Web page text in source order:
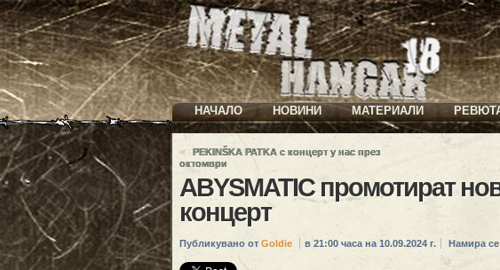
НАЧАЛО НОВИНИ МАТЕРИАЛИ
«
PEKINŠKA PATKA с концерт у нас през
октомври
ABYSMATIC промотират
концерт
Публикувано от Goldie в 21:00 часа на 10.09.2024 г. Намира